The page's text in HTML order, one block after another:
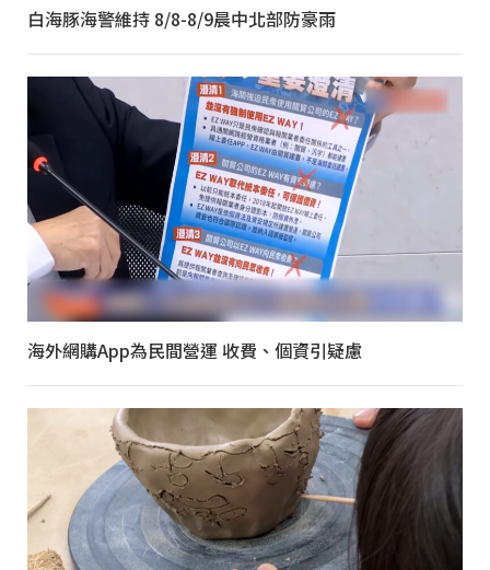
白海豚海警維持 8/8-8/9晨中北部防豪雨
海外網購App為民間營運 收費、個資引疑慮